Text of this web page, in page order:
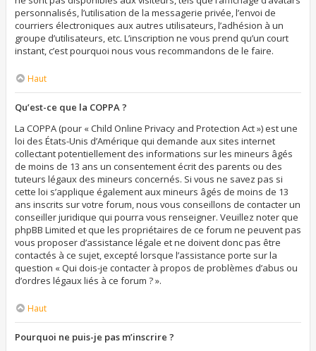
personnalisés, l’utilisation de la messagerie privée, l’envoi de
courriers électroniques aux autres utilisateurs, l’adhésion à un
groupe d’utilisateurs, etc. L’inscription ne vous prend qu’un court
instant, c’est pourquoi nous vous recommandons de le faire.
Haut
Qu’est-ce que la COPPA ?
La COPPA (pour « Child Online Privacy and Protection Act ») est une
loi des États-Unis d’Amérique qui demande aux sites internet
collectant potentiellement des informations sur les mineurs âgés
de moins de 13 ans un consentement écrit des parents ou des
tuteurs légaux des mineurs concernés. Si vous ne savez pas si
cette loi s’applique également aux mineurs âgés de moins de 13
ans inscrits sur votre forum, nous vous conseillons de contacter un
conseiller juridique qui pourra vous renseigner. Veuillez noter que
phpBB Limited et que les propriétaires de ce forum ne peuvent pas
vous proposer d’assistance légale et ne doivent donc pas être
contactés à ce sujet, excepté lorsque l’assistance porte sur la
question « Qui dois-je contacter à propos de problèmes d’abus ou
d’ordres légaux liés à ce forum ? ».
Haut
Pourquoi ne puis-je pas m’inscrire ?